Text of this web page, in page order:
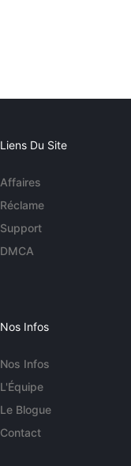
Liens Du Site
Affaires
Réclame
Support
DMCA
Nos Infos
Nos Infos
L'Équipe
Le Blogue
Contact